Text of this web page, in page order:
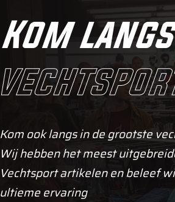
Kom
Kom ook langs in de grootste
Wij hebben het meest
Vechtsport artikelen en beleef
ultieme ervaring